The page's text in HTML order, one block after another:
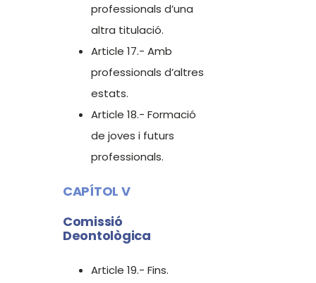
professionals d’una
altra titulació.
Article 17.- Amb
professionals d’altres
estats.
Article 18.- Formació
de joves i futurs
professionals.
CAPÍTOL V
Comissió
Deontològica
Article 19.- Fins.